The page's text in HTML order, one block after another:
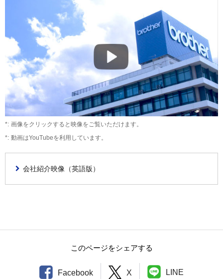
ブラザーミュージアム
各製品サイトへ
TOP
中期戦略
過去の中期戦略
事業紹介
事業紹介
プリンティング・アンド・ソリューションズ事業
インダストリアル・プリンティング事業
マシナリー事業
ニッセイ事業
パーソナル・アンド・ホーム事業
グループ拠点一覧
グループ拠点一覧
主な国内拠点
南北アメリカ
ヨーロッパ
ブラザーの歴史
ブラザーの歴史
2020年代
2010年代
1990年代
1980年代
技術と製品の歴史
会社紹介映像
会社案内(PDF)
画像をクリックすると映像をご覧いただけます。
動画はYouTubeを利用しています。
会社紹介映像（英語版）
このページをシェアする
Facebook X LINE